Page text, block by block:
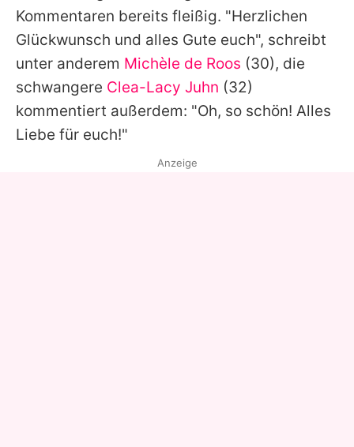
Kommentaren bereits fleißig. "Herzlichen
Glückwunsch und alles Gute euch", schreibt
unter anderem Michèle de Roos (30), die
schwangere Clea-Lacy Juhn (32)
kommentiert außerdem: "Oh, so schön! Alles
Liebe für euch!"
Anzeige